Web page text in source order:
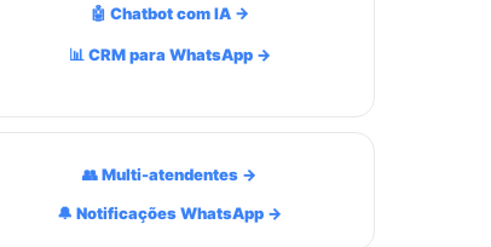
🤖 Chatbot com IA →
📊 CRM para WhatsApp →
👥 Multi-atendentes →
🔔 Notificações WhatsApp →